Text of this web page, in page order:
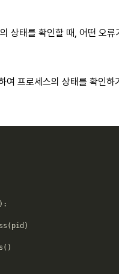
상태를 확인할 때, 어떤 오류
프로세스의 상태를 확인하
) :
( pid )
( )